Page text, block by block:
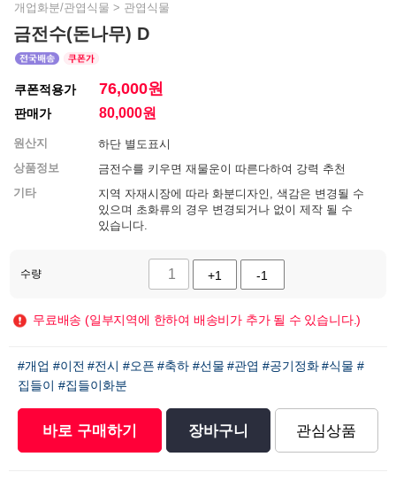
개업화분/관엽식물 > 관엽식물
금전수(돈나무) D
쿠폰적용가 76,000원
판매가 80,000원
원산지
하단 별도표시
상품정보
금전수를 키우면 재물운이 따른다하여 강력 추천
기타
지역 자재시장에 따라 화분디자인, 색감은 변경될 수
있으며 초화류의 경우 변경되거나 없이 제작 될 수
있습니다.
수량 +1 -1
무료배송 (일부지역에 한하여 배송비가 추가 될 수 있습니다.)
#개업 #이전 #전시 #오픈 #축하 #선물 #관엽 #공기정화 #식물 #
집들이 #집들이화분
바로 구매하기 장바구니 관심상품